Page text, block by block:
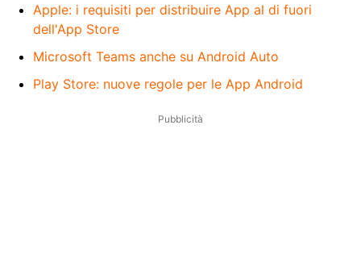
Apple: i requisiti per distribuire App al di fuori
dell'App Store
Microsoft Teams anche su Android Auto
Play Store: nuove regole per le App Android
Pubblicità